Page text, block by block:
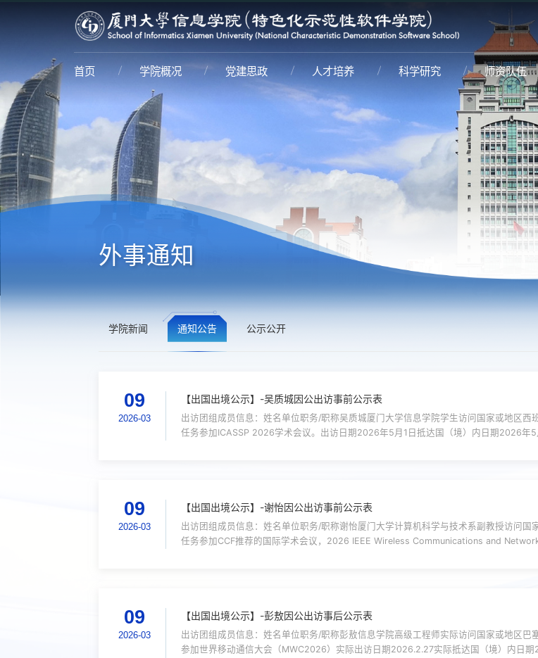
首页 学院概况 党建思政 人才培养 科学研究 师资队伍
外事通知
学院新闻 通知公告 公示公开
09
2026-03
【出国出境公示】-吴质城因公出访事前公示表
出访团组成员信息：姓名单位职务/职称吴质城厦门大学信息学院学生访问国家或地区
任务参加ICASSP 2026学术会议。出访日期2026年5月1日抵达国（境）内日期2026
09
2026-03
【出国出境公示】-谢怡因公出访事前公示表
出访团组成员信息：姓名单位职务/职称谢怡厦门大学计算机科学与技术系副教授访问
任务参加CCF推荐的国际学术会议，2026 IEEE Wireless Communications and
09
2026-03
【出国出境公示】-彭敖因公出访事后公示表
出访团组成员信息：姓名单位职务/职称彭敖信息学院高级工程师实际访问国家或地区
参加世界移动通信大会（MWC2026）实际出访日期2026.2.27实际抵达国（境）内日